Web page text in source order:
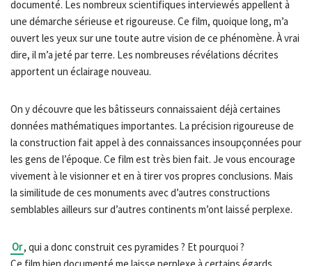
documenté. Les nombreux scientifiques interviewés appellent à
une démarche sérieuse et rigoureuse. Ce film, quoique long, m’a
ouvert les yeux sur une toute autre vision de ce phénomène. À vrai
dire, il m’a jeté par terre. Les nombreuses révélations décrites
apportent un éclairage nouveau.
On y découvre que les bâtisseurs connaissaient déjà certaines
données mathématiques importantes. La précision rigoureuse de
la construction fait appel à des connaissances insoupçonnées pour
les gens de l’époque. Ce film est très bien fait. Je vous encourage
vivement à le visionner et en à tirer vos propres conclusions. Mais
la similitude de ces monuments avec d’autres constructions
semblables ailleurs sur d’autres continents m’ont laissé perplexe.
Or, qui a donc construit ces pyramides ? Et pourquoi ?
Ce film bien documenté me laisse perplexe à certains égards.